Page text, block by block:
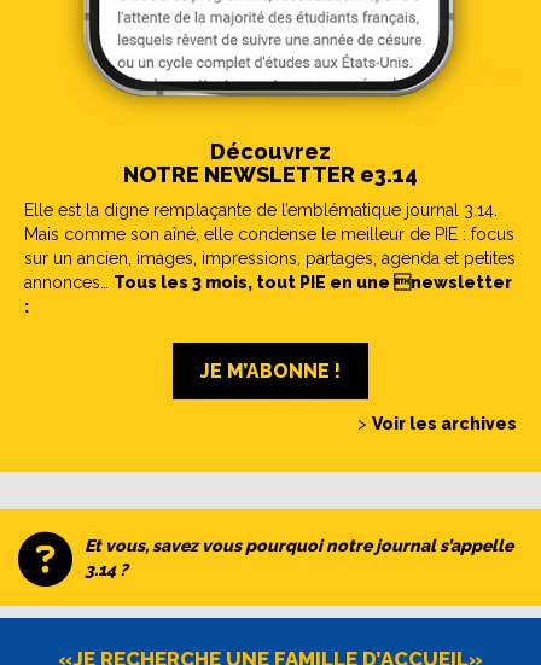
Découvrez
NOTRE NEWSLETTER e3.14
Elle est la digne remplaçante de l’emblématique journal 3.14.
Mais comme son aîné, elle condense le meilleur de PIE : focus
sur un ancien, images, impressions, partages, agenda et petites
annonces… Tous les 3 mois, tout PIE en une newsletter
:
JE M’ABONNE !
> Voir les archives
Et vous, savez vous pourquoi notre journal s’appelle
3.14 ?
«JE RECHERCHE UNE FAMILLE D’ACCUEIL»